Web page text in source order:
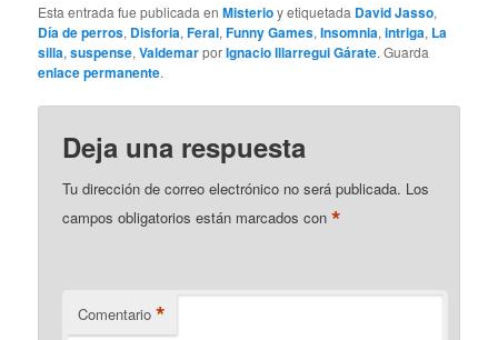
Esta entrada fue publicada enMisterioy etiquetada David Jasso,
Día de perros, Disforia,Feral,Funny Games,Insomnia,intriga, La
silla,suspense,ValdemarporIgnacio Illarregui Gárate. Guarda
enlace permanente.
Deja una respuesta
Tu dirección de correo electrónico no será publicada. Los
campos obligatorios están marcados con*
Comentario *